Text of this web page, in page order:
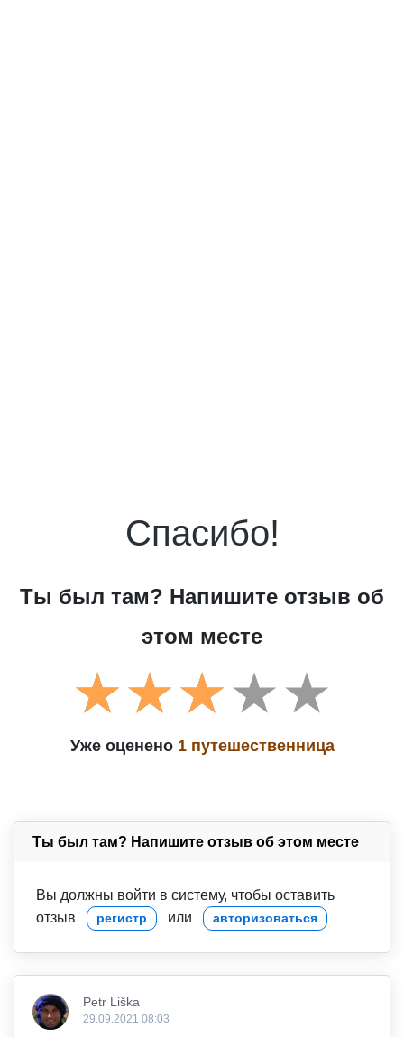
Спасибо!
Ты был там? Напишите отзыв об
этом месте
Уже оценено 1 путешественница
Ты был там? Напишите отзыв об этом месте
Вы должны войти в систему, чтобы оставить
отзыв
регистр или авторизоваться
Petr Liška
29.09.2021 08:03